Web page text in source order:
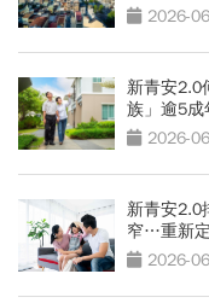
2026-
新青安2.0
族」逾5成
易？2026-
新青安2.0
窄…重新
2026-